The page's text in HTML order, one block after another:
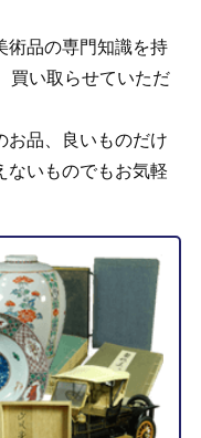
術品の専門知識を持
買い取らせていただ
お品、良いものだけ
ないものでもお気軽